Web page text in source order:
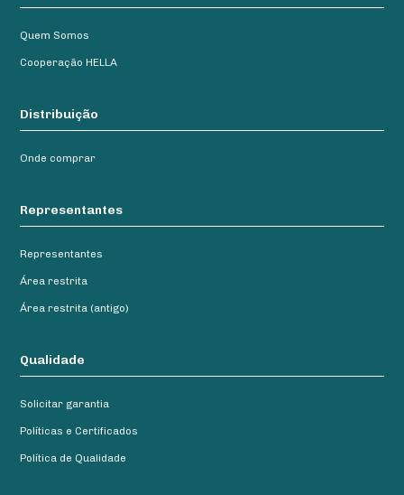
Quem Somos
Cooperação HELLA
Distribuição
Onde comprar
Representantes
Representantes
Área restrita
Área restrita (antigo)
Qualidade
Solicitar garantia
Políticas e Certificados
Política de Qualidade